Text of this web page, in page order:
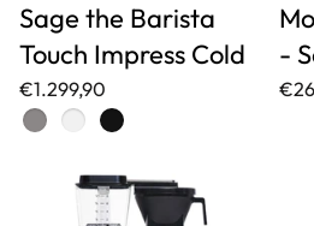
Sage the Barista
Touch Impress Cold
€1.299,90
-